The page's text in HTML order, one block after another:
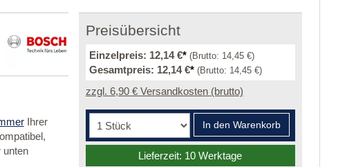
Ihrer
Preisübersicht
Einzelpreis: 12,14 €* (Brutto: 14,45 €)
Gesamtpreis: 12,14 €* (Brutto: 14,45 €)
zzgl. 6,90 € Versandkosten (brutto)
In den Warenkorb
Lieferzeit: 10 Werktage